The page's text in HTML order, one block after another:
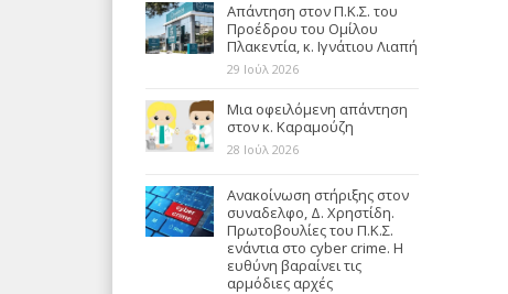
Απάντηση στον Π.Κ.Σ. του
Προέδρου του Ομίλου
Πλακεντία, κ. Ιγνάτιου Λιαπή
29 Ιούλ 2026
Μια οφειλόμενη απάντηση
στον κ. Καραμούζη
28 Ιούλ 2026
Ανακοίνωση στήριξης στον
συναδελφο, Δ. Χρηστίδη.
Πρωτοβουλίες του Π.Κ.Σ.
ενάντια στο cyber crime. Η
ευθύνη βαραίνει τις
αρμόδιες αρχές